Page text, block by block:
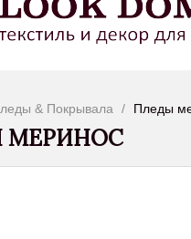
& Покрывала Пледы
МЕРИНОС